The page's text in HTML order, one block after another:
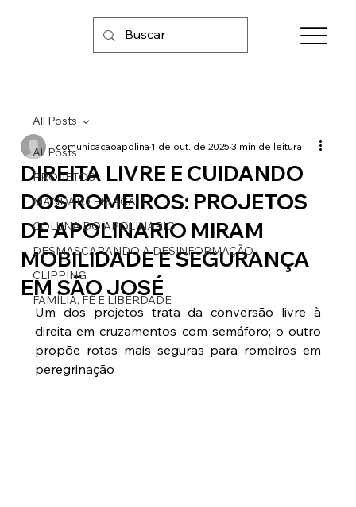
All Posts
PROJETOS
MANDATO EM AÇÃO
COLUNA DO APOLINARIO
DESMASCARANDO A DESINFORMAÇÃO
CLIPPING
FAMÍLIA, FÉ E LIBERDADE
All Posts
DIREITA LIVRE E CUIDANDO
DOS ROMEIROS: PROJETOS
DE APOLINARIO MIRAM
MOBILIDADE E SEGURANÇA
EM SÃO JOSÉ
comunicacaoapolina1 de out. de 20253 min de leitura
Um dos projetos trata da conversão livre à
direita em cruzamentos com semáforo; o outro
propõe rotas mais seguras para romeiros em
peregrinação